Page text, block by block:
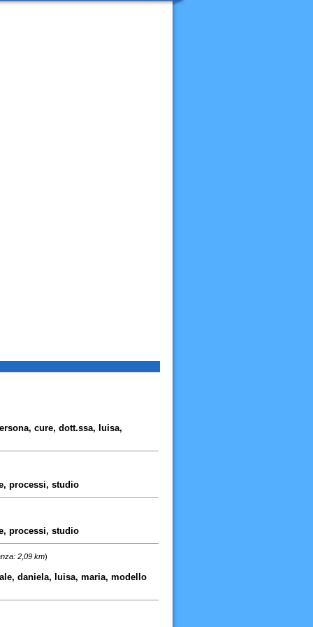
cure, dott.ssa, luisa,
processi, studio
processi, studio
2,09 km)
daniela, luisa, maria, modello